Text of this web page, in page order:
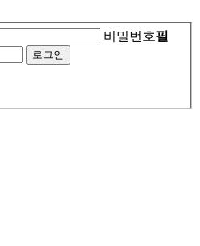
비밀번호필